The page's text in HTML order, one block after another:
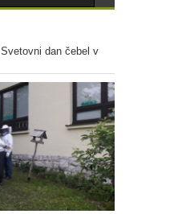
Svetovni dan čebel v